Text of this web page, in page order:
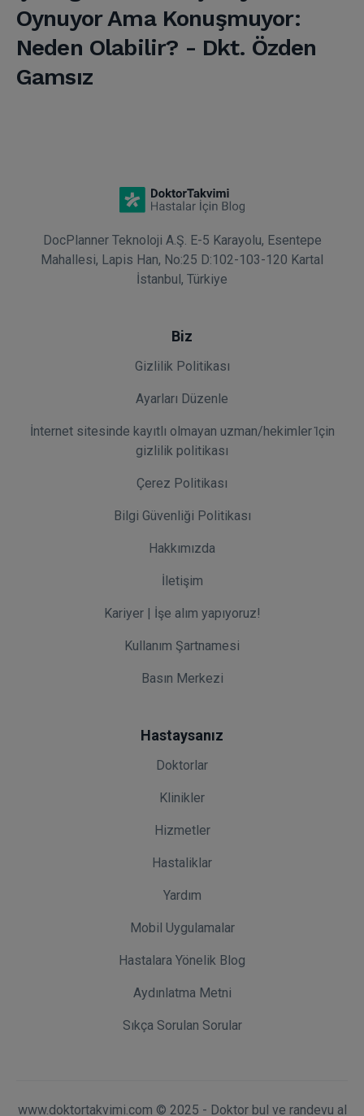
Oynuyor Ama Konuşmuyor:
Neden Olabilir? - Dkt. Özden
Gamsız
DocPlanner Teknoloji A.Ş. E-5 Karayolu, Esentepe
Mahallesi, Lapis Han, No:25 D:102-103-120 Kartal
İstanbul, Türkiye
Biz
Gizlilik Politikası
Ayarları Düzenle
İnternet sitesinde kayıtlı olmayan uzman/hekimler i̇çin
gizlilik politikası
Çerez Politikası
Bilgi Güvenliği Politikası
Hakkımızda
İletişim
Kariyer | İşe alım yapıyoruz!
Kullanım Şartnamesi
Basın Merkezi
Hastaysanız
Doktorlar
Klinikler
Hizmetler
Hastaliklar
Yardım
Mobil Uygulamalar
Hastalara Yönelik Blog
Aydınlatma Metni
Sıkça Sorulan Sorular
www.doktortakvimi.com © 2025 - Doktor bul ve randevu al